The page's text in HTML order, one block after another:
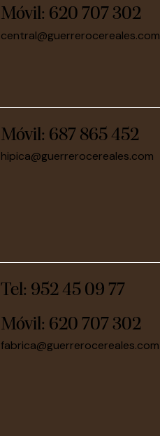
Móvil: 620 707 302
central@guerrerocereales.com
Móvil: 687 865 452
hipica@guerrerocereales.com
Tel: 952 45 09 77
Móvil: 620 707 302
fabrica@guerrerocereales.com